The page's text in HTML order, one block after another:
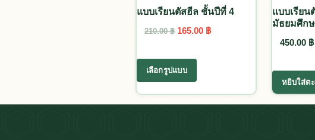
แบบเรียนตัสฮีล ชั้นปีที่ 4
210.00฿ Original price was: 210.00 ฿.
165.00 ฿Current price is: 165.00 ฿.
เลือกรูปแบบ
This product has multiple
แบบเรียน
มัธยมศึก
450.00 ฿
หยิบใส่ต